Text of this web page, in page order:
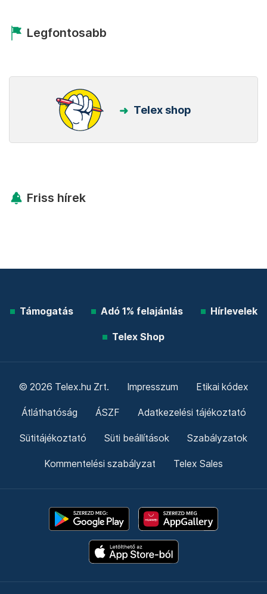
Legfontosabb
Telex shop
Friss hírek
Támogatás Adó 1% felajánlás Hírlevelek
Telex Shop
© 2026 Telex.hu Zrt. Impresszum Etikai kódex
Átláthatóság ÁSZF Adatkezelési tájékoztató
Sütitájékoztató Süti beállítások Szabályzatok
Kommentelési szabályzat Telex Sales